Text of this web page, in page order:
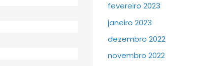
fevereiro 2023
janeiro 2023
dezembro 2022
novembro 2022